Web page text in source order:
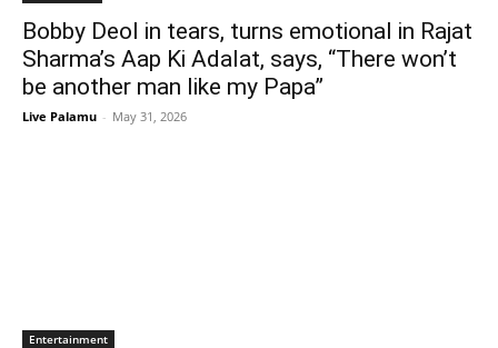
Bobby Deol in tears, turns emotional in Rajat
Sharma’s Aap Ki Adalat, says, “There won’t
be another man like my Papa”
Live Palamu - May 31, 2026
Entertainment